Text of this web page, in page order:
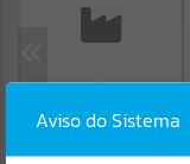
ISS/ALVARÁ
Aviso do Sistema
Erro